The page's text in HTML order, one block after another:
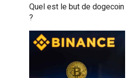
Quel est le but de dogecoin
?